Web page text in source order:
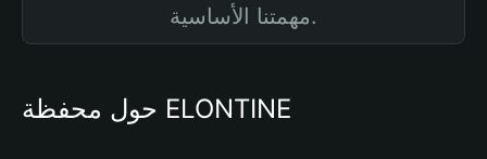
مهمتنا الأساسية.
حول محفظة ELONTINE